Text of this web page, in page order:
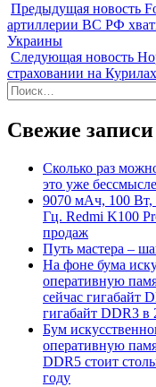
Предыдущая новость
артиллерии ВС РФ
Украины
Следующая новость
страховании на
Найти:
Свежие записи
Сколько раз
это уже
9070 мАч, 100 Вт,
Гц. Redmi K100
продаж
Путь мастера –
На фоне бума
оперативную
сейчас гигабайт
гигабайт DDR3 в
Бум
оперативную
DDR5 стоит
году